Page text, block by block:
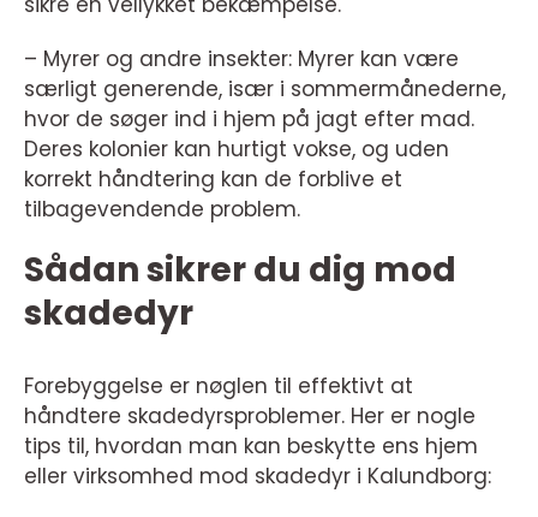
– Myrer og andre insekter: Myrer kan være
særligt generende, især i sommermånederne,
hvor de søger ind i hjem på jagt efter mad.
Deres kolonier kan hurtigt vokse, og uden
korrekt håndtering kan de forblive et
tilbagevendende problem.
Sådan sikrer du dig mod
skadedyr
Forebyggelse er nøglen til effektivt at
håndtere skadedyrsproblemer. Her er nogle
tips til, hvordan man kan beskytte ens hjem
eller virksomhed mod skadedyr i Kalundborg: